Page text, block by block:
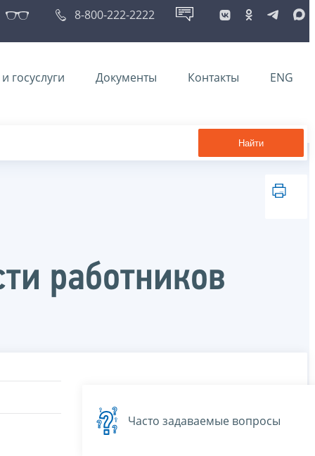
8-800-222-2222
госуслуги Документы Контакты ENG
Найти
работников
Часто задаваемые вопросы